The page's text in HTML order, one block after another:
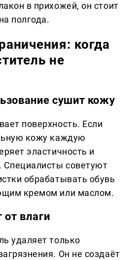
в прихожей, он стоит
полгода.
когда
не
сушит кожу
поверхность. Если
кожу каждую
эластичность и
Специалисты советуют
обрабатывать обувь
кремом или маслом.
влаги
удаляет только
Он не создаёт